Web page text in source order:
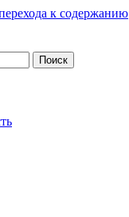
к содержанию